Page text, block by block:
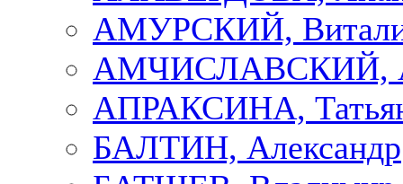
АМУРСКИЙ,
АМЧИСЛАВСКИЙ,
АПРАКСИНА,
БАЛТИН, Александр